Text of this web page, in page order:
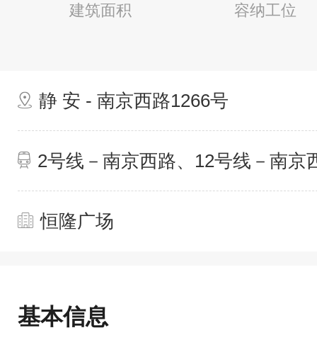
建筑面积 容纳工位
静 安 - 南京西路1266号
2号线－南京西路、12号线－南京
恒隆广场
基本信息